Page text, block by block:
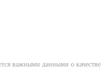
важными данными о качестве